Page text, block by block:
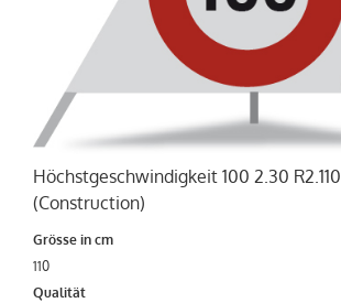
Höchstgeschwindigkeit 100 2.30 R2.110
(Construction)
Grösse in cm
110
Qualität